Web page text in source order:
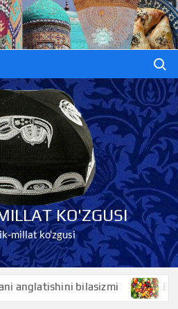
KO'ZGUSI
millat ko'zgusi
bilasizmi